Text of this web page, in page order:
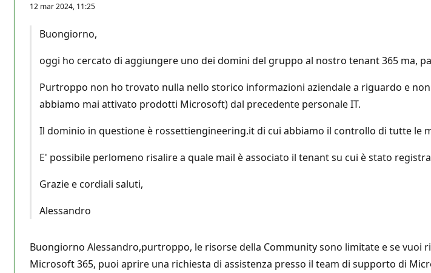
12 mar 2024, 11:25
Buongiorno,
oggi ho cercato di aggiungere uno dei domini del gruppo al nostro tenant 365 ma,
Purtroppo non ho trovato nulla nello storico informazioni aziendale a riguardo e
abbiamo mai attivato prodotti Microsoft) dal precedente personale IT.
Il dominio in questione è rossettiengineering.it di cui abbiamo il controllo di tutte le
E' possibile perlomeno risalire a quale mail è associato il tenant su cui è stato
Grazie e cordiali saluti,
Alessandro
Buongiorno Alessandro,purtroppo, le risorse della Community sono limitate e se
Microsoft 365, puoi aprire una richiesta di assistenza presso il team di supporto di